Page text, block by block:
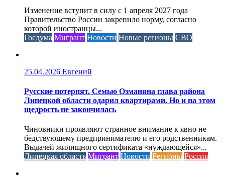
Изменение вступит в силу с 1 апреля 2027 года
Правительство России закрепило норму, согласно
которой иностранцы...
Госдума Мигрант Новости Новые регионы СВО
25.04.2026 Евгений
Русские потерпят. Семью Озманяна глава района
Липецкой области одарил квартирами. Но и на этом
щедрость не закончилась
Чиновники проявляют странное внимание к явно не
бедствующему предпринимателю и его родственникам.
Выдачей жилищного сертификата «нуждающейся»...
Липецкая область Мигрант Новости Регионы Россия